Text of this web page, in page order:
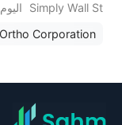
Simply Wall St
اليوم 03:25